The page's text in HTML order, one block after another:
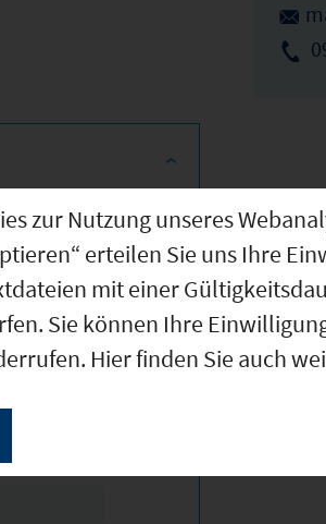
zur Nutzung unseres
erteilen Sie uns Ihre
mit einer
Sie können Ihre
Hier finden Sie auch